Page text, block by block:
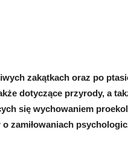
zakątkach oraz po
dotyczące przyrody, a
się wychowaniem
zamiłowaniach